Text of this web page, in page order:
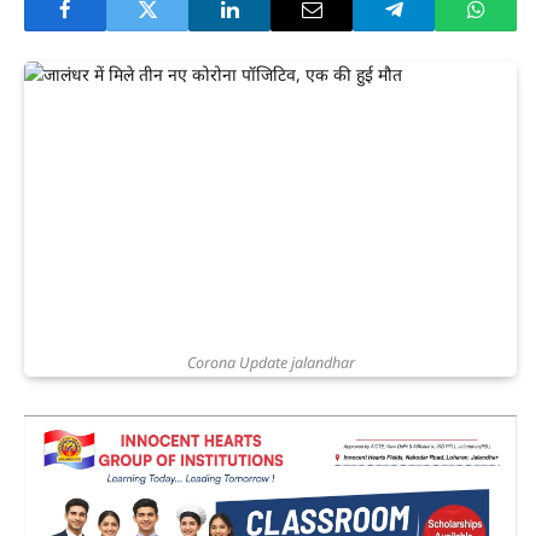
Corona Update jalandhar